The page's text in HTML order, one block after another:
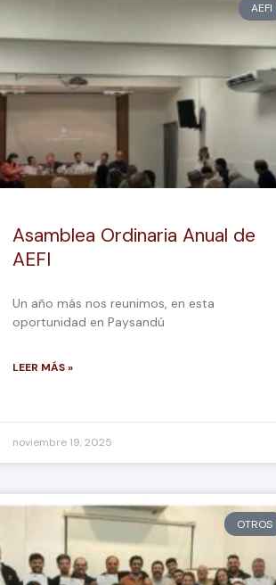
AEFI
Asamblea Ordinaria Anual de
AEFI
Un año más nos reunimos, en esta
oportunidad en Paysandú
LEER MÁS »
noviembre 19, 2025
OTROS